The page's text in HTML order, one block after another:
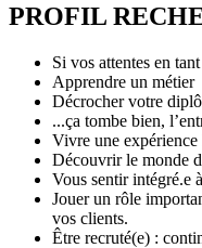
PROFIL
Si vos attentes en
Apprendre un métier
Décrocher votre
...ça tombe bien,
Vivre une expérience
Découvrir le monde
Vous sentir intégré.e
Jouer un rôle
vos clients.
Être recruté(e) :